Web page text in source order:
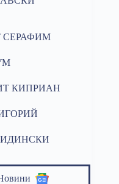
СЕРАФИМ
КИПРИАН